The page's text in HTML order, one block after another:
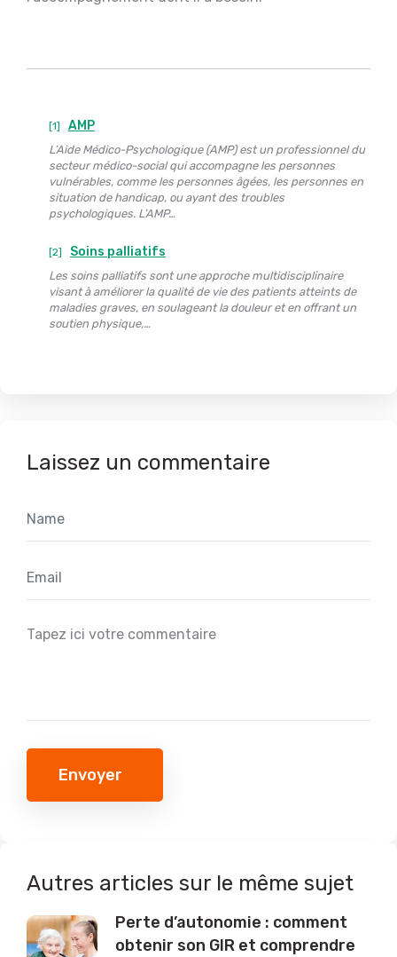
[1] AMP
L’Aide Médico-Psychologique (AMP) est un professionnel du
secteur médico-social qui accompagne les personnes
vulnérables, comme les personnes âgées, les personnes en
situation de handicap, ou ayant des troubles
psychologiques. L’AMP…
[2] Soins palliatifs
Les soins palliatifs sont une approche multidisciplinaire
visant à améliorer la qualité de vie des patients atteints de
maladies graves, en soulageant la douleur et en offrant un
soutien physique,…
Laissez un commentaire
Envoyer
Autres articles sur le même sujet
Perte d’autonomie : comment
obtenir son GIR et comprendre